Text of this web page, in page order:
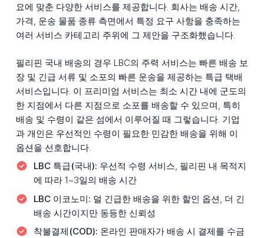
요에 맞춘 다양한 서비스를 제공합니다. 회사는 배송 시간,
가격, 운송 물품 종류 측면에서 특정 요구 사항을 충족하는
여러 서비스 카테고리 주위에 그 제안을 구조화했습니다.
필리핀 국내 배송의 경우 LBC의 주력 서비스는 빠른 배송 보
장 및 긴급 서류 및 소포의 빠른 운송을 제공하는 특급 택배
서비스입니다. 이 프리미엄 서비스는 최소 시간 내에 군도의
한 지점에서 다른 지점으로 소포를 배송할 수 있으며, 특히
배송 및 수령이 같은 섬에서 이루어질 때 그렇습니다. 기업
과 개인은 우선적인 수령이 필요한 민감한 배송을 위해 이
옵션을 선호합니다.
LBC 특급(국내): 우선적 수령 서비스, 필리핀 내 목적지
에 따라 1~3일의 배송 시간
LBC 이코노미: 덜 긴급한 배송을 위한 할인 옵션, 더 긴
배송 시간이지만 동등한 신뢰성
착불결제(COD): 온라인 판매자가 배송 시 결제를 수금